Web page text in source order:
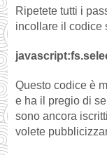
Ripetete tutti i
incollare il codice
Questo codice è
e ha il pregio di
sono ancora
volete